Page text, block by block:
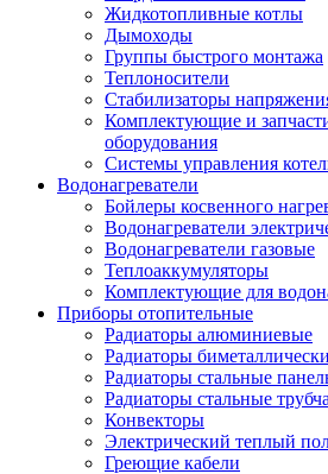
Жидкотопливные котлы
Дымоходы
Группы быстрого монтажа
Теплоносители
Стабилизаторы
Комплектующие и
оборудования
Системы управления
Водонагреватели
Бойлеры косвенного
Водонагреватели
Водонагреватели газовые
Теплоаккумуляторы
Комплектующие для
Приборы отопительные
Радиаторы алюминиевые
Радиаторы
Радиаторы стальные
Радиаторы стальные
Конвекторы
Электрический теплый
Греющие кабели